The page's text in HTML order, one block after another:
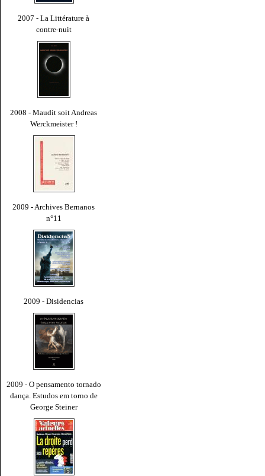
2007 - La Littérature à
contre-nuit
2008 - Maudit soit Andreas
Werckmeister !
2009 - Archives Bernanos
n°11
2009 - Disidencias
2009 - O pensamento tornado
dança. Estudos em torno de
George Steiner